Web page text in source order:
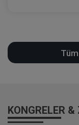
KONGRELER &